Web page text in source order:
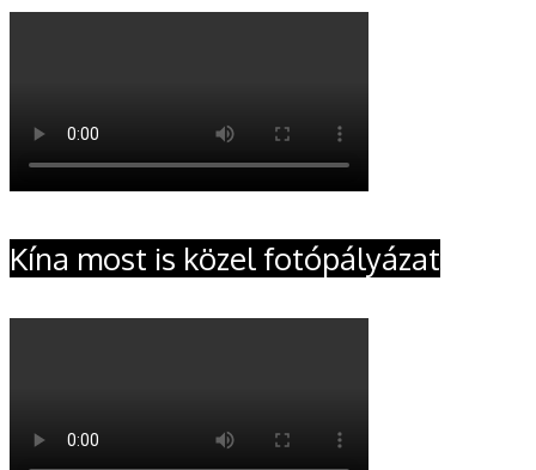
Kína most is közel fotópályázat